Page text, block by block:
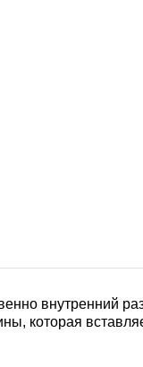
внутренний
которая